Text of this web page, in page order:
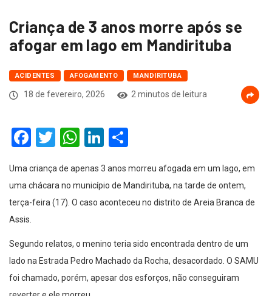
Criança de 3 anos morre após se
afogar em lago em Mandirituba
ACIDENTES AFOGAMENTO MANDIRITUBA
18 de fevereiro, 2026 2 minutos de leitura
Facebook
Twitter
WhatsApp
LinkedIn
Uma criança de apenas 3 anos morreu afogada em um lago, em
uma chácara no município de Mandirituba, na tarde de ontem,
terça-feira (17). O caso aconteceu no distrito de Areia Branca de
Assis.
Segundo relatos, o menino teria sido encontrada dentro de um
lado na Estrada Pedro Machado da Rocha, desacordado. O SAMU
foi chamado, porém, apesar dos esforços, não conseguiram